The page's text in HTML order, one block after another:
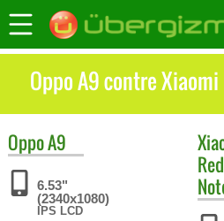
Oppo A9 contre
OppoA9
6.53"
(2340x1080)
IPS LCD